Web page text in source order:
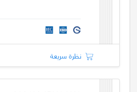
نظرة سريعة